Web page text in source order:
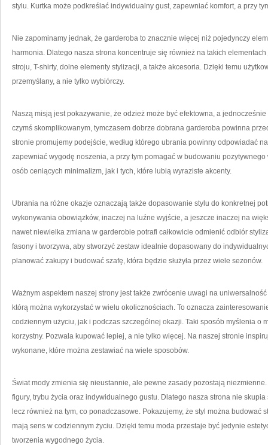
stylu. Kurtka może podkreślać indywidualny gust, zapewniać komfort, a przy
Nie zapominamy jednak, że garderoba to znacznie więcej niż pojedynczy
harmonia. Dlatego nasza strona koncentruje się również na takich
stroju, T-shirty, dolne elementy stylizacji, a także akcesoria. Dzięki temu
przemyślany, a nie tylko wybiórczy.
Naszą misją jest pokazywanie, że odzież może być efektowna, a
czymś skomplikowanym, tymczasem dobrze dobrana garderoba powinna
stronie promujemy podejście, według którego ubrania powinny odpowiadać
zapewniać wygodę noszenia, a przy tym pomagać w budowaniu
osób ceniących minimalizm, jak i tych, które lubią wyraziste akcenty.
Ubrania na różne okazje oznaczają także dopasowanie stylu do konkretnej
wykonywania obowiązków, inaczej na luźne wyjście, a jeszcze inaczej na
nawet niewielka zmiana w garderobie potrafi całkowicie odmienić odbiór
fasony i tworzywa, aby stworzyć zestaw idealnie dopasowany do
planować zakupy i budować szafę, która będzie służyła przez wiele sezonów.
Ważnym aspektem naszej strony jest także zwrócenie uwagi na
którą można wykorzystać w wielu okolicznościach. To oznacza
codziennym użyciu, jak i podczas szczególnej okazji. Taki sposób myślenia o
korzystny. Pozwala kupować lepiej, a nie tylko więcej. Na naszej stronie
wykonane, które można zestawiać na wiele sposobów.
Świat mody zmienia się nieustannie, ale pewne zasady pozostają
figury, trybu życia oraz indywidualnego gustu. Dlatego nasza strona nie
lecz również na tym, co ponadczasowe. Pokazujemy, że styl można
mają sens w codziennym życiu. Dzięki temu moda przestaje być jedynie
tworzenia wygodnego życia.